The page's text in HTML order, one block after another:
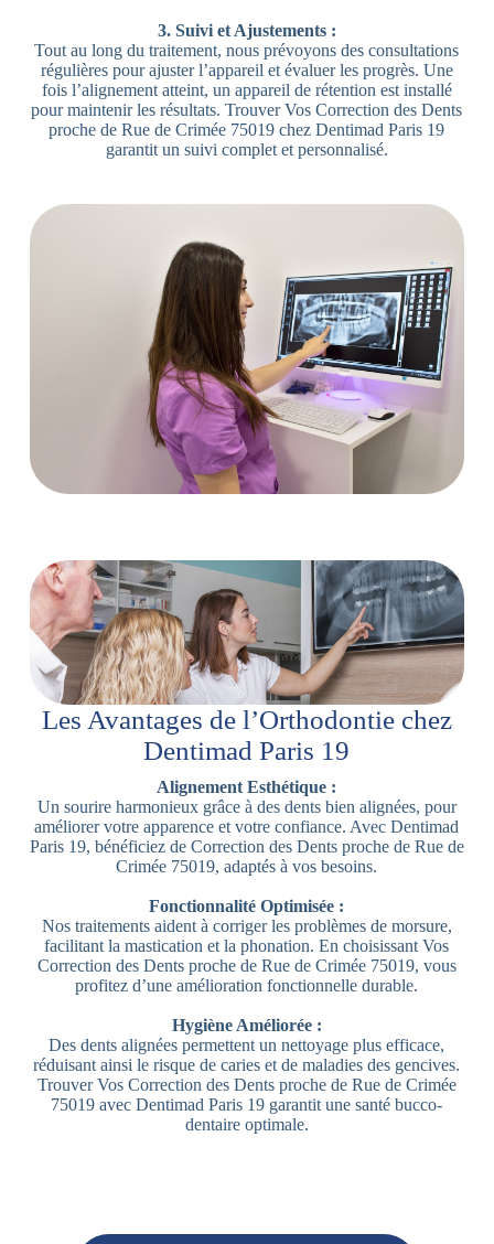
3. Suivi et Ajustements :
Tout au long du traitement, nous prévoyons des consultations
régulières pour ajuster l’appareil et évaluer les progrès. Une
fois l’alignement atteint, un appareil de rétention est installé
pour maintenir les résultats. Trouver Vos Correction des Dents
proche de Rue de Crimée 75019 chez Dentimad Paris 19
garantit un suivi complet et personnalisé.
Les Avantages de l’Orthodontie chez
Dentimad Paris 19
Alignement Esthétique :
Un sourire harmonieux grâce à des dents bien alignées, pour
améliorer votre apparence et votre confiance. Avec Dentimad
Paris 19, bénéficiez de Correction des Dents proche de Rue de
Crimée 75019, adaptés à vos besoins.
Fonctionnalité Optimisée :
Nos traitements aident à corriger les problèmes de morsure,
facilitant la mastication et la phonation. En choisissant Vos
Correction des Dents proche de Rue de Crimée 75019, vous
profitez d’une amélioration fonctionnelle durable.
Hygiène Améliorée :
Des dents alignées permettent un nettoyage plus efficace,
réduisant ainsi le risque de caries et de maladies des gencives.
Trouver Vos Correction des Dents proche de Rue de Crimée
75019 avec Dentimad Paris 19 garantit une santé bucco-
dentaire optimale.